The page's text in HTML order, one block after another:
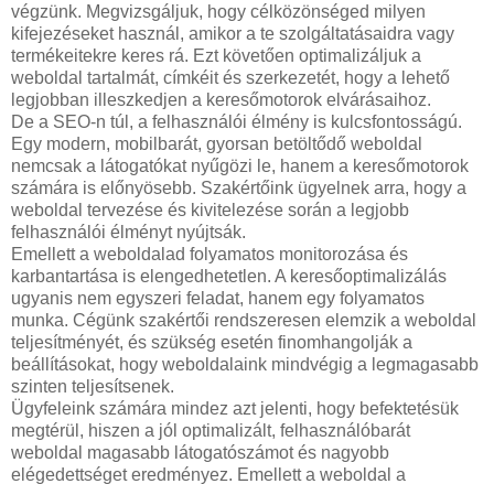
végzünk. Megvizsgáljuk, hogy célközönséged milyen
kifejezéseket használ, amikor a te szolgáltatásaidra vagy
termékeitekre keres rá. Ezt követően optimalizáljuk a
weboldal tartalmát, címkéit és szerkezetét, hogy a lehető
legjobban illeszkedjen a keresőmotorok elvárásaihoz.
De a SEO-n túl, a felhasználói élmény is kulcsfontosságú.
Egy modern, mobilbarát, gyorsan betöltődő weboldal
nemcsak a látogatókat nyűgözi le, hanem a keresőmotorok
számára is előnyösebb. Szakértőink ügyelnek arra, hogy a
weboldal tervezése és kivitelezése során a legjobb
felhasználói élményt nyújtsák.
Emellett a weboldalad folyamatos monitorozása és
karbantartása is elengedhetetlen. A keresőoptimalizálás
ugyanis nem egyszeri feladat, hanem egy folyamatos
munka. Cégünk szakértői rendszeresen elemzik a weboldal
teljesítményét, és szükség esetén finomhangolják a
beállításokat, hogy weboldalaink mindvégig a legmagasabb
szinten teljesítsenek.
Ügyfeleink számára mindez azt jelenti, hogy befektetésük
megtérül, hiszen a jól optimalizált, felhasználóbarát
weboldal magasabb látogatószámot és nagyobb
elégedettséget eredményez. Emellett a weboldal a